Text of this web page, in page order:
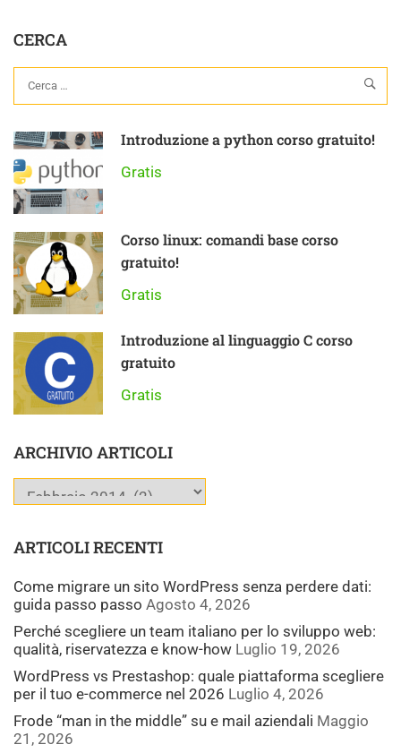
CERCA
Introduzione a python corso gratuito!
Gratis
Corso linux: comandi base corso
gratuito!
Gratis
Introduzione al linguaggio C corso
gratuito
Gratis
ARCHIVIO ARTICOLI
ARTICOLI RECENTI
Come migrare un sito WordPress senza perdere dati:
guida passo passo Agosto 4, 2026
Perché scegliere un team italiano per lo sviluppo web:
qualità, riservatezza e know-how Luglio 19, 2026
WordPress vs Prestashop: quale piattaforma scegliere
per il tuo e-commerce nel 2026 Luglio 4, 2026
Frode “man in the middle” su e mail aziendali Maggio
21, 2026